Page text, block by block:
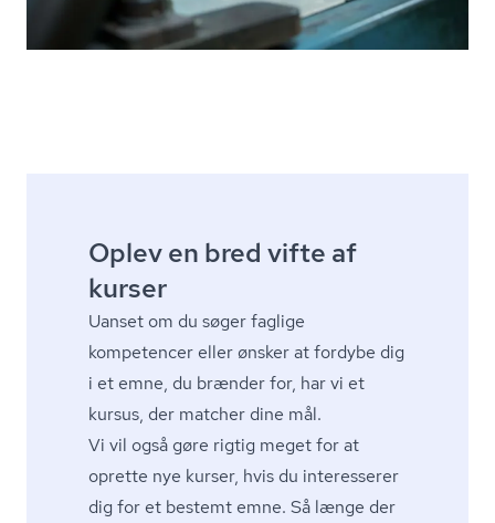
Oplev en bred vifte af
kurser
Uanset om du søger faglige
kompetencer eller ønsker at fordybe dig
i et emne, du brænder for, har vi et
kursus, der matcher dine mål.
Vi vil også gøre rigtig meget for at
oprette nye kurser, hvis du interesserer
dig for et bestemt emne. Så længe der